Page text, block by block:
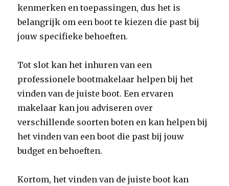
kenmerken en toepassingen, dus het is
belangrijk om een ​​boot te kiezen die past bij
jouw specifieke behoeften.
Tot slot kan het inhuren van een
professionele bootmakelaar helpen bij het
vinden van de juiste boot. Een ervaren
makelaar kan jou adviseren over
verschillende soorten boten en kan helpen bij
het vinden van een boot die past bij jouw
budget en behoeften.
Kortom, het vinden van de juiste boot kan